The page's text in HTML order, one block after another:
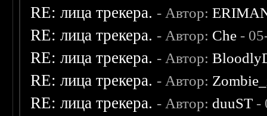
RE: лица трекера. - Автор:
RE: лица трекера. - Автор: Che -
RE: лица трекера. - Автор:
RE: лица трекера. - Автор:
RE: лица трекера. - Автор: duuST -